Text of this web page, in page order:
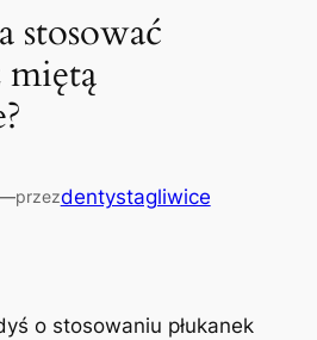
stosować
miętą
przezdentystagliwice
o stosowaniu płukanek